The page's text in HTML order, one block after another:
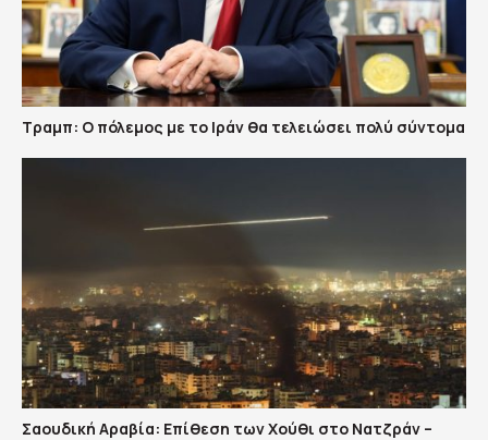
Τραμπ: Ο πόλεμος με το Ιράν θα τελειώσει πολύ σύντομα
Σαουδική Αραβία: Επίθεση των Χούθι στο Νατζράν –